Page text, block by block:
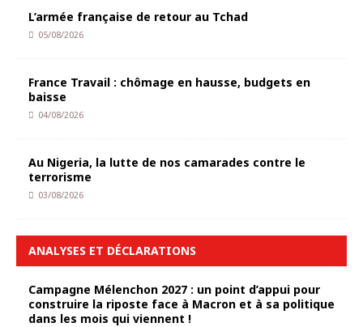
L’armée française de retour au Tchad
05/08/2026
France Travail : chômage en hausse, budgets en
baisse
04/08/2026
Au Nigeria, la lutte de nos camarades contre le
terrorisme
03/08/2026
ANALYSES ET DÉCLARATIONS
Campagne Mélenchon 2027 : un point d’appui pour
construire la riposte face à Macron et à sa politique
dans les mois qui viennent !